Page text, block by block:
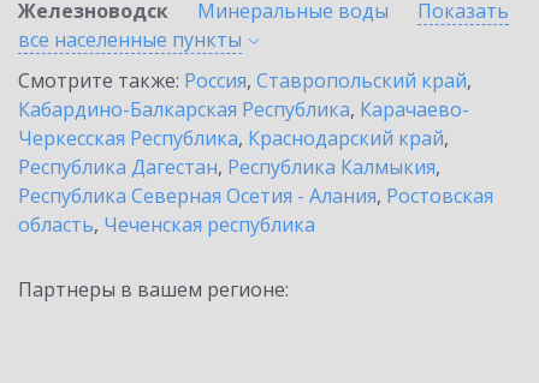
Железноводск
Минеральные воды
Показать
все населенные пункты
Смотрите также: Россия, Ставропольский край,
Кабардино-Балкарская Республика, Карачаево-
Черкесская Республика, Краснодарский край,
Республика Дагестан, Республика Калмыкия,
Республика Северная Осетия - Алания, Ростовская
область, Чеченская республика
Партнеры в вашем регионе: